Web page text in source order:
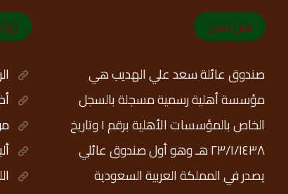
من نحن
صندوق عائلة سعد علي الهديب هي
مؤسسة أهلية رسمية مسجلة بالسجل
الخاص بالمؤسسات الأهلية برقم ١ وتاريخ
٢٣/١/١٤٣٨ هـ وهو أول صندوق عائلي
يصدر في المملكة العربية السعودية